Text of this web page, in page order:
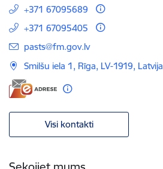
+371 67095689
+371 67095405
E-pasts:
pasts@fm.gov.lv
Smilšu iela 1, Rīga, LV-1919, Latvija
Visi kontakti